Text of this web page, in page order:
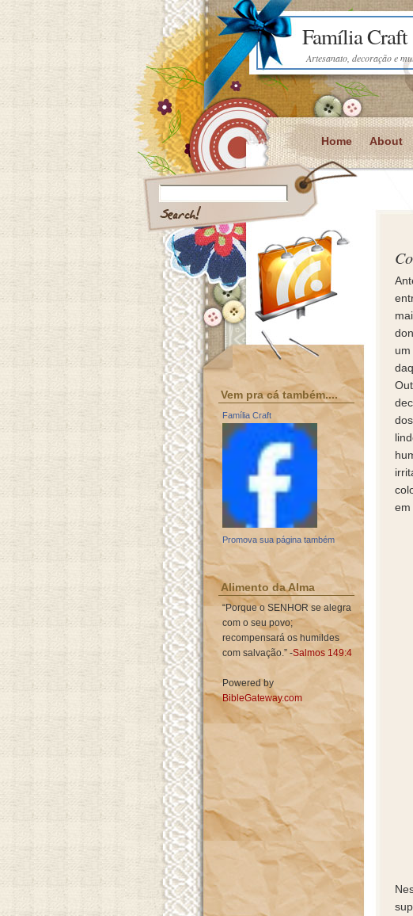
Família Craft
Artesanato, decoração e
Home About
em
Vem pra cá também....
Família Craft
Promova sua página também
Alimento da Alma
“Porque o SENHOR se alegra
com o seu povo;
recompensará os humildes
com salvação.” -Salmos 149:4
Powered by
BibleGateway.com